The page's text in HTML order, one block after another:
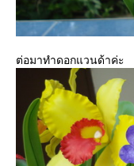
ต่อมาทำดอกแวนด้าค่ะ